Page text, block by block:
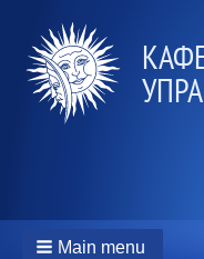
Main menu